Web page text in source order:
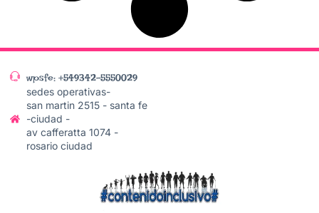
wpsfe: +549342-5550029
sedes operativas-
san martin 2515 - santa fe
-ciudad -
av cafferatta 1074 -
rosario ciudad